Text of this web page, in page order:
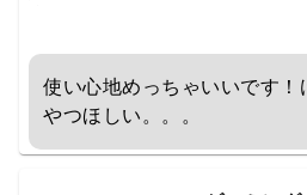
使い心地めっちゃいいです！
やつほしい。。。